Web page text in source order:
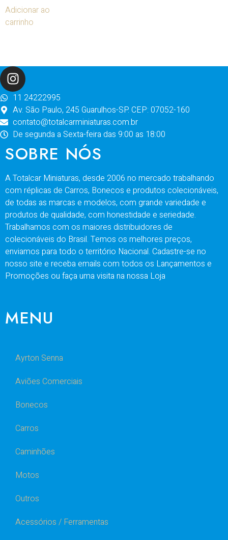
Adicionar ao
carrinho
11 24222995
Av. São Paulo, 245 Guarulhos-SP. CEP: 07052-160
contato@totalcarminiaturas.com.br
De segunda a Sexta-feira das 9:00 as 18:00
SOBRE NÓS
A Totalcar Miniaturas, desde 2006 no mercado trabalhando
com réplicas de Carros, Bonecos e produtos colecionáveis,
de todas as marcas e modelos, com grande variedade e
produtos de qualidade, com honestidade e seriedade.
Trabalhamos com os maiores distribuidores de
colecionáveis do Brasil. Temos os melhores preços,
enviamos para todo o território Nacional. Cadastre-se no
nosso site e receba emails com todos os Lançamentos e
Promoções ou faça uma visita na nossa Loja
MENU
Ayrton Senna
Aviões Comerciais
Bonecos
Carros
Caminhões
Motos
Outros
Acessórios / Ferramentas